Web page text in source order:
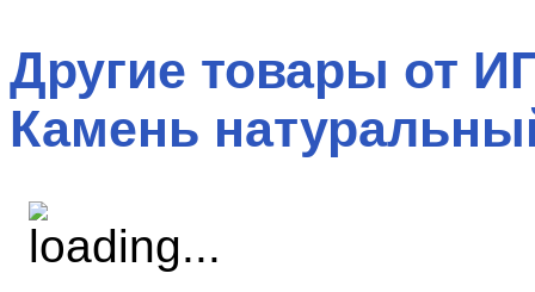
Другие товары от
Камень